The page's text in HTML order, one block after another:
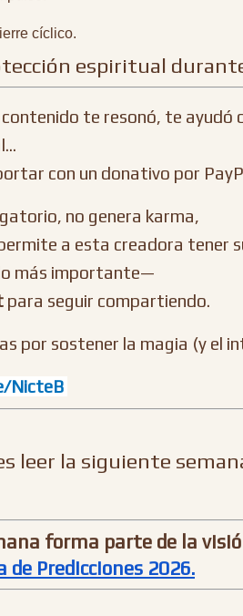
cíclico.
espiritual
te resonó, te ayudó
con un donativo por
no genera karma,
a esta creadora tener
más importante—
para seguir compartiendo.
por sostener la magia (y el
NicteB
leer la siguiente
forma parte de la
de Predicciones 2026.